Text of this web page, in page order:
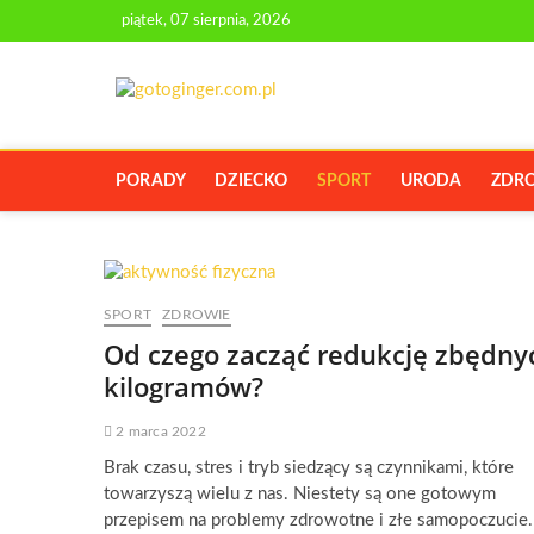
to
piątek, 07 sierpnia, 2026
PORADY DZIECKO SPORT URODA
SPORT ZDROWIE
Od czego zacząć redukcję
kilogramów?
2 marca 2022
Brak czasu, stres i tryb siedzący są czynnikami, które
towarzyszą wielu z nas. Niestety są one gotowym
przepisem na problemy zdrowotne i złe samopoczucie.